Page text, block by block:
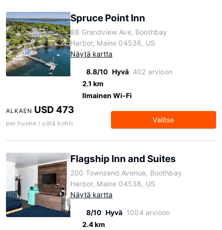
Spruce Point Inn
88 Grandview Ave, Boothbay
Harbor, Maine 04538, US
Näytä kartta
8.8/10 Hyvä 402 arvioon
2.1 km
Ilmainen Wi-Fi
ALKAEN USD 473
per huone / yötä kohti Valitse
Flagship Inn and Suites
200 Townsend Avenue, Boothbay
Harbor, Maine 04538, US
Näytä kartta
8/10 Hyvä 1004 arvioon
2.4 km